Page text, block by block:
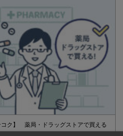
ク】 薬局・ドラッグストアで買える